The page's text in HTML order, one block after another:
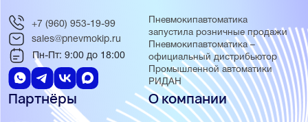
Пневмокипавтоматика
запустила розничные продажи
Пневмокипавтоматика –
официальный дистрибьютор
Промышленной автоматики
РИДАН
Партнёры О компании
+7 (960) 953-19-99
sales@pnevmokip.ru
Пн-Пт: 9:00 до 18:00